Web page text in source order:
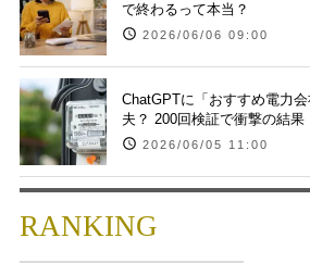
で終わるって本当？
2026/06/06 09:00
ChatGPTに「おすすめ電力
夫？ 200回検証で衝撃の結果
2026/06/05 11:00
RANKING